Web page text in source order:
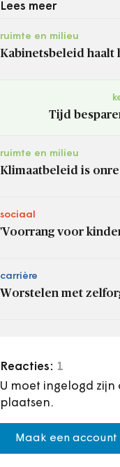
Lees meer
ruimte en milieu
Kabinetsbeleid
Tijd
ruimte en milieu
Klimaatbeleid is
sociaal
'Voorrang voor
carrière
Worstelen met
Reacties: 1
U moet ingelogd
plaatsen.
Maak een account